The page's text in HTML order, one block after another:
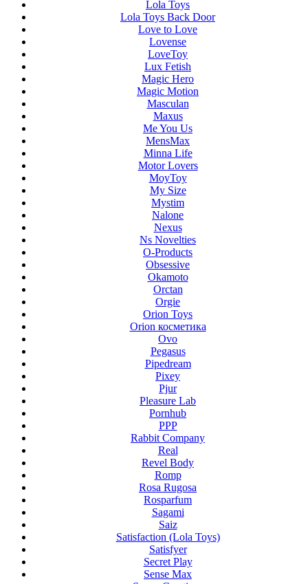
Lola Toys
Lola Toys Back Door
Love to Love
Lovense
LoveToy
Lux Fetish
Magic Hero
Magic Motion
Masculan
Maxus
Me You Us
MensMax
Minna Life
Motor Lovers
MoyToy
My Size
Mystim
Nalone
Nexus
Ns Novelties
O-Products
Obsessive
Okamoto
Orctan
Orgie
Orion Toys
Orion косметика
Ovo
Pegasus
Pipedream
Pixey
Pjur
Pleasure Lab
Pornhub
PPP
Rabbit Company
Real
Revel Body
Romp
Rosa Rugosa
Rosparfum
Sagami
Saiz
Satisfaction (Lola Toys)
Satisfyer
Secret Play
Sense Max